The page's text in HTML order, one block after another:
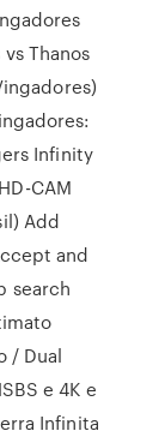
Thanos
Infinity
CAM
Add
and
search
/ Dual
e 4K e
Infinita